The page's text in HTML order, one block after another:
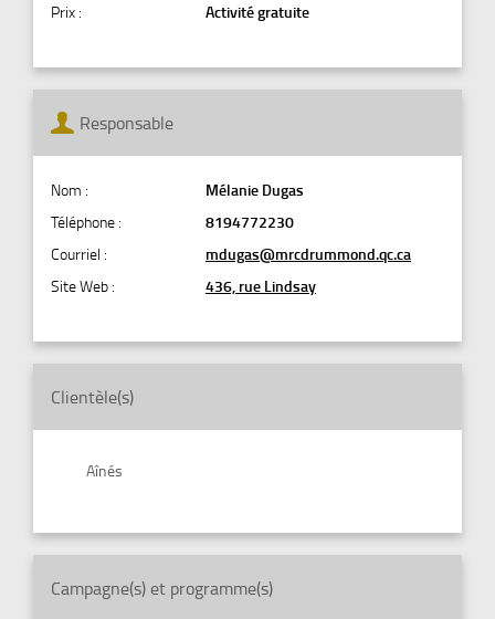
Prix :
Activité gratuite
Responsable
Nom :
Mélanie Dugas
Téléphone :
8194772230
Courriel :
mdugas@mrcdrummond.qc.ca
Site Web :
436, rue Lindsay
Clientèle(s)
Aînés
Campagne(s) et programme(s)